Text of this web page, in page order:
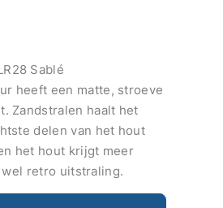
Sablé
heeft een matte, stroeve
Zandstralen haalt het
delen van het hout
het hout krijgt meer
retro uitstraling.